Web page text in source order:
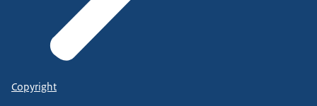
Copyright